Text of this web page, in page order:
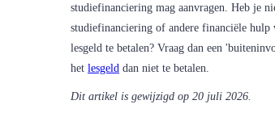
studiefinanciering mag aanvragen. Heb je
studiefinanciering of andere financiële
lesgeld te betalen? Vraag dan een
het lesgeld dan niet te betalen.
Dit artikel is gewijzigd op 20 juli 2026.